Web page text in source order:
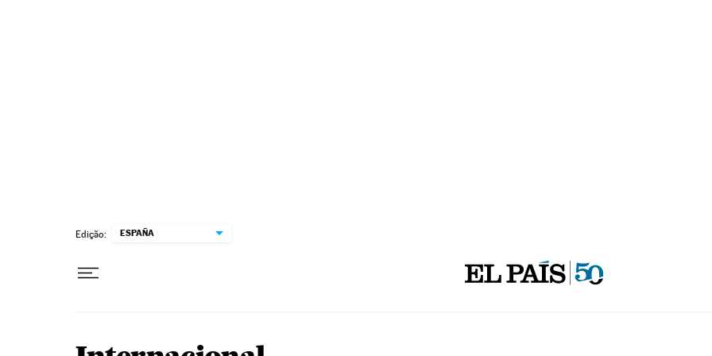
Edição: ESPAÑA